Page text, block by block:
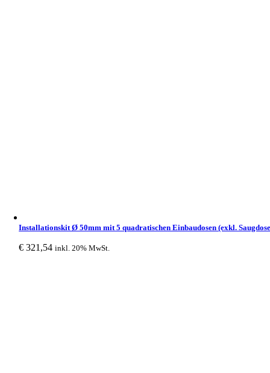
Installationskit Ø 50mm mit 5 quadratischen Einbaudosen (exkl.
€ 321,54 inkl. 20% MwSt.